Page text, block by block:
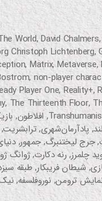
World,David Chalmers
Christoph Lichtenberg,
, Matrix,Metaverse,
,non-player
Player One,Reality+,
, The Thirteenth Floor,
, افلاطون,
,پادآرمان‌شهری,ترابشریت
,جرج لیختنبرگ,جمهور,
چلمرز,رنه دکارت,ژوانگ ژو
,شیطان فریبکار,طبقه
ترومن, نوروفلسفه,